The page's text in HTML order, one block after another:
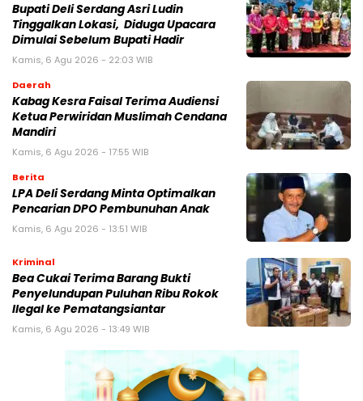
Bupati Deli Serdang Asri Ludin
Tinggalkan Lokasi, Diduga Upacara
Dimulai Sebelum Bupati Hadir
Kamis, 6 Agu 2026 - 22:03 WIB
Daerah
Kabag Kesra Faisal Terima Audiensi
Ketua Perwiridan Muslimah Cendana
Mandiri
Kamis, 6 Agu 2026 - 17:55 WIB
Berita
LPA Deli Serdang Minta Optimalkan
Pencarian DPO Pembunuhan Anak
Kamis, 6 Agu 2026 - 13:51 WIB
Kriminal
Bea Cukai Terima Barang Bukti
Penyelundupan Puluhan Ribu Rokok
Ilegal ke Pematangsiantar
Kamis, 6 Agu 2026 - 13:49 WIB